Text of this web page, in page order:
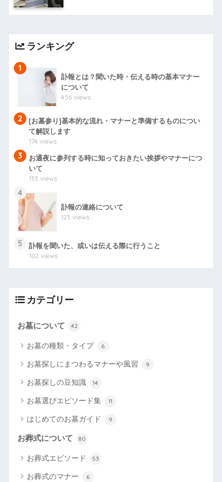
ランキング
1
訃報とは？聞いた時・伝える時の基本マナー
について
456 views
2
[お墓参り]基本的な流れ・マナーと準備するものについ
て解説します
174 views
3
お通夜に参列する時に知っておきたい挨拶やマナーにつ
いて
133 views
4
訃報の連絡について
123 views
5
訃報を聞いた、或いは伝える際に行うこと
102 views
カテゴリー
お墓について 42
お墓の種類・タイプ 6
お墓探しにまつわるマナーや風習 9
お墓探しの豆知識 14
お墓選びエピソード集 11
はじめてのお墓ガイド 9
お葬式について 80
お葬式エピソード 53
お葬式のマナー 6